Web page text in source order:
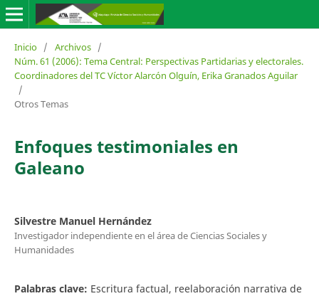
Inicio / Archivos /
Núm. 61 (2006): Tema Central: Perspectivas Partidarias y electorales.
Coordinadores del TC Víctor Alarcón Olguín, Erika Granados Aguilar
/
Otros Temas
Enfoques testimoniales en
Galeano
Silvestre Manuel Hernández
Investigador independiente en el área de Ciencias Sociales y
Humanidades
Palabras clave: Escritura factual, reelaboración narrativa de